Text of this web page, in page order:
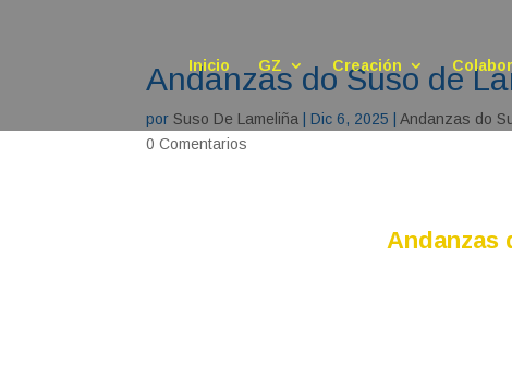
Inicio GZ Creación
Andanzas do Suso de
porSuso De Lameliña |Dic 6, 2025 |Andanzas do
0 Comentarios
Andanzas